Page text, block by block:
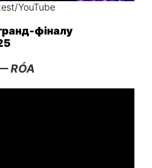
YouTube
фіналу
RÓA